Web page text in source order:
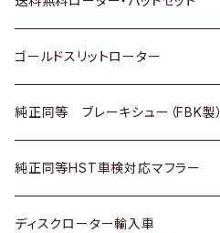
三菱ふそう
ＢＭＷ
三菱ふそう
その他
スバル
マツダ
三菱
スバル
三菱
ダイハツ
マツダ
三菱
スバル
日産
いすゞ
ダイハツ
マツダ
スズキ
日産
ダイハツ
マツダ
ホンダ
日産
いすゞ
ダイハツ
トヨタ
ホンダ
スズキ
日産
ゴールドスリットローター
トヨタ
ホンダ
スズキ
純正同等 ブレーキシュー（FBK製）
ホンダ
スズキ
純正同等HST車検対応マフラー
トヨタ
ディスクローター輸入車